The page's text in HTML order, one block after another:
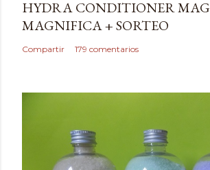
u
n
c
HYDRA CONDITIONER MAG
MAGNIFICA + SORTEO
Compartir 179 comentarios